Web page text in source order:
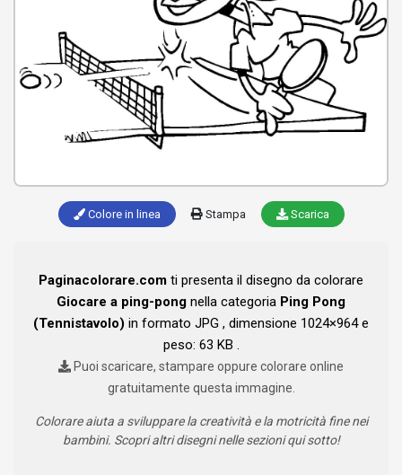
Colore in linea Stampa Scarica
Paginacolorare.com ti presenta il disegno da colorare
Giocare a ping-pong nella categoria Ping Pong
(Tennistavolo) in formato JPG , dimensione 1024×964 e
peso: 63 KB .
Puoi scaricare, stampare oppure colorare online
gratuitamente questa immagine.
Colorare aiuta a sviluppare la creatività e la motricità fine nei
bambini. Scopri altri disegni nelle sezioni qui sotto!